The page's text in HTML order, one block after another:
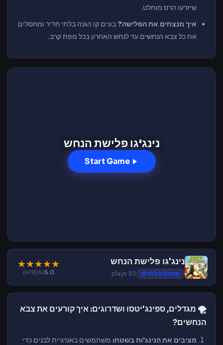
שיזרעו הרס מוחלט.
איך מנצחים את הפלישה? בונים קו הגנה בלתי חדיר ומחסלים
את כל צבא הנחשים עד לנחש האחרון בכל מפת קרב.
נינג'גו פלישת הנחש
Start Game
נינג'גו פלישת הנחש
משחקים לילדים 83 plays
★
★
★
★
★
5.0
/5
(478)
🌪️ מגדלים, ספינג'יטסו ושדרוגים: איך קורעים את צבא
הנחשים?
מציבים את הנינג'ות בשטח: משתמשים באנרגיית לבנים כדי